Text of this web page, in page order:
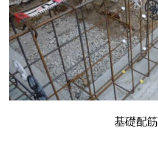
基礎配筋